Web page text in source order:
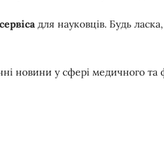
для науковців. Будь
новини у сфері медичного та